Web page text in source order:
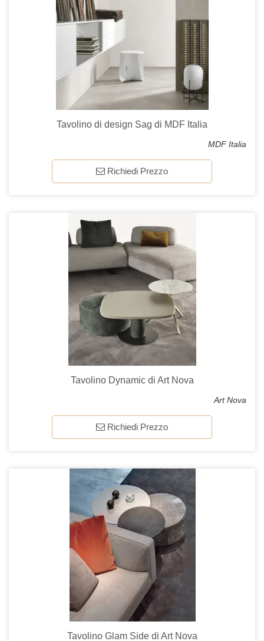
Tavolino di design Sag di MDF Italia
MDF Italia
Richiedi Prezzo
Tavolino Dynamic di Art Nova
Art Nova
Richiedi Prezzo
Tavolino Glam Side di Art Nova